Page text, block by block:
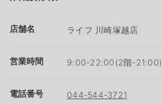
店舗名 ライフ 川崎塚越店
営業時間 9:00-22:00(2階-21:00)
電話番号 044-544-3721